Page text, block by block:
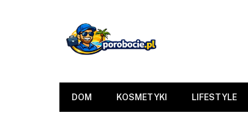
DOM KOSMETYKI LIFESTYLE